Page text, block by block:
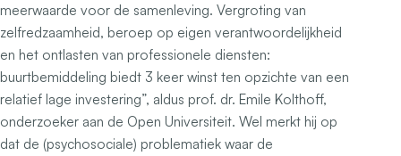
meerwaarde voor de samenleving. Vergroting van
zelfredzaamheid, beroep op eigen verantwoordelijkheid
en het ontlasten van professionele diensten:
buurtbemiddeling biedt 3 keer winst ten opzichte van een
relatief lage investering”, aldus prof. dr. Emile Kolthoff,
onderzoeker aan de Open Universiteit. Wel merkt hij op
dat de (psychosociale) problematiek waar de